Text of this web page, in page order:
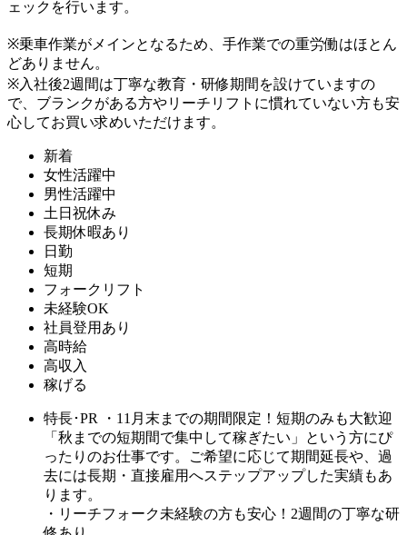
ェックを行います。
※乗車作業がメインとなるため、手作業での重労働はほとん
どありません。
※入社後2週間は丁寧な教育・研修期間を設けていますの
で、ブランクがある方やリーチリフトに慣れていない方も安
心してお買い求めいただけます。
新着
女性活躍中
男性活躍中
土日祝休み
長期休暇あり
日勤
短期
フォークリフト
未経験OK
社員登用あり
高時給
高収入
稼げる
特長･PR
・11月末までの期間限定！短期のみも大歓迎
「秋までの短期間で集中して稼ぎたい」という方にぴ
ったりのお仕事です。ご希望に応じて期間延長や、過
去には長期・直接雇用へステップアップした実績もあ
ります。
・リーチフォーク未経験の方も安心！2週間の丁寧な研